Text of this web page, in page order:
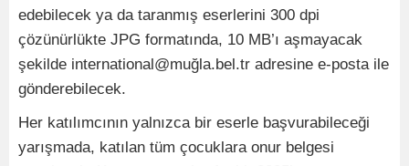
edebilecek ya da taranmış eserlerini 300 dpi
çözünürlükte JPG formatında, 10 MB’ı aşmayacak
şekilde international@muğla.bel.tr adresine e-posta ile
gönderebilecek.
Her katılımcının yalnızca bir eserle başvurabileceği
yarışmada, katılan tüm çocuklara onur belgesi